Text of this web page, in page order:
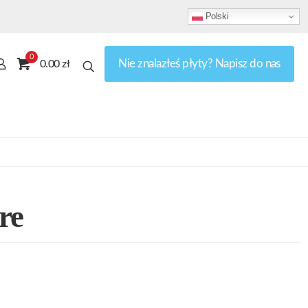
Polski
0
0.00 zł Nie znalazłeś płyty? Napisz do nas